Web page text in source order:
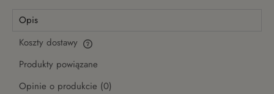
Opis
Koszty dostawy
Cena nie zawiera ewentualnych kosztów płatności
Produkty powiązane
Opinie o produkcie (0)